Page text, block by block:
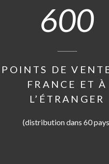
600
POINTS DE
FRANCE ET À
L’ÉTRANGER
(distribution dans 60